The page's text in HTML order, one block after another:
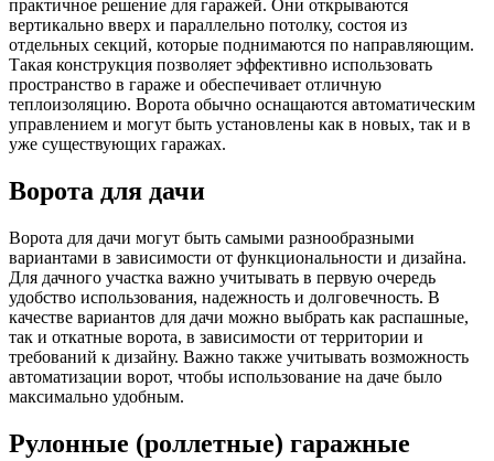
практичное решение для гаражей. Они открываются
вертикально вверх и параллельно потолку, состоя из
отдельных секций, которые поднимаются по направляющим.
Такая конструкция позволяет эффективно использовать
пространство в гараже и обеспечивает отличную
теплоизоляцию. Ворота обычно оснащаются автоматическим
управлением и могут быть установлены как в новых, так и в
уже существующих гаражах.
Ворота для дачи
Ворота для дачи могут быть самыми разнообразными
вариантами в зависимости от функциональности и дизайна.
Для дачного участка важно учитывать в первую очередь
удобство использования, надежность и долговечность. В
качестве вариантов для дачи можно выбрать как распашные,
так и откатные ворота, в зависимости от территории и
требований к дизайну. Важно также учитывать возможность
автоматизации ворот, чтобы использование на даче было
максимально удобным.
Рулонные (роллетные) гаражные